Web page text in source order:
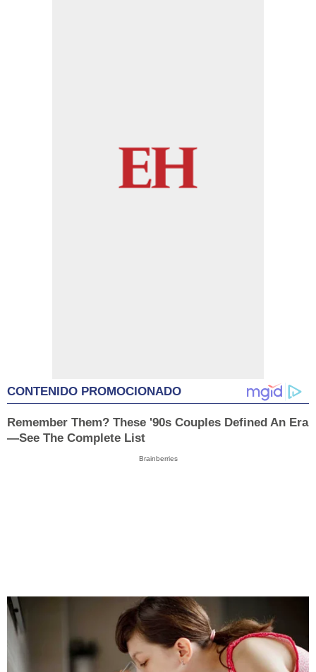
CONTENIDO PROMOCIONADO
Remember Them? These '90s Couples Defined An Era
—See The Complete List
Brainberries